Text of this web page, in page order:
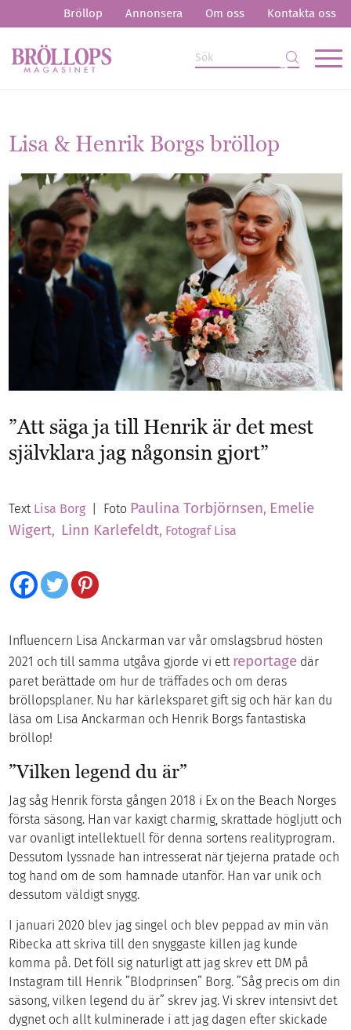
Bröllop Annonsera Om oss Kontakta oss
Lisa & Henrik Borgs bröllop
”Att säga ja till Henrik är det mest
självklara jag någonsin gjort”
Text Lisa Borg | Foto Paulina Torbjörnsen, Emelie
Wigert, Linn Karlefeldt, Fotograf Lisa
Influencern Lisa Anckarman var vår omslagsbrud hösten
2021 och till samma utgåva gjorde vi ett reportage där
paret berättade om hur de träffades och om deras
bröllopsplaner. Nu har kärleksparet gift sig och här kan du
läsa om Lisa Anckarman och Henrik Borgs fantastiska
bröllop!
”Vilken legend du är”
Jag såg Henrik första gången 2018 i Ex on the Beach Norges
första säsong. Han var kaxigt charmig, skrattade högljutt och
var ovanligt intellektuell för denna sortens realityprogram.
Dessutom lyssnade han intresserat när tjejerna pratade och
tog hand om de som hamnade utanför. Han var unik och
dessutom väldigt snygg.
I januari 2020 blev jag singel och blev peppad av min vän
Ribecka att skriva till den snyggaste killen jag kunde
komma på. Det föll sig naturligt att jag skrev ett DM på
Instagram till Henrik ”Blodprinsen” Borg. ”Såg precis om din
säsong, vilken legend du är” skrev jag. Vi skrev intensivt det
dygnet och allt kulminerade i att jag dagen efter skickade